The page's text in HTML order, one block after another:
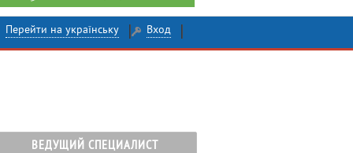
Перейти на українську Вход
ВЕДУЩИЙ СПЕЦИАЛИСТ